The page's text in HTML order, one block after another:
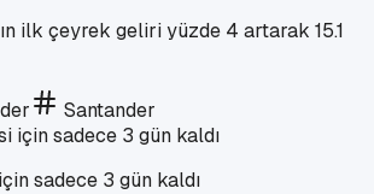
ilk çeyrek geliri yüzde 4 artarak 15.1
Santander
sadece 3 gün kaldı